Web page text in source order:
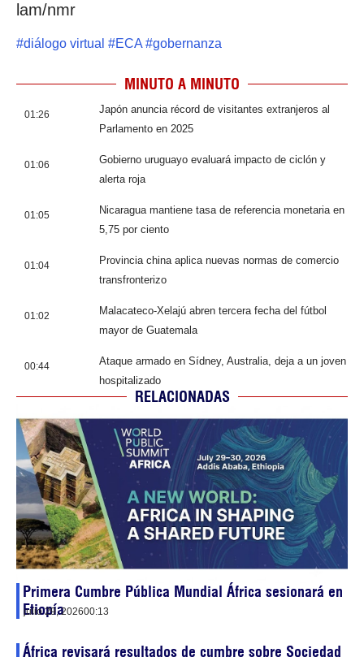
lam/nmr
#diálogo virtual #ECA #gobernanza
MINUTO A MINUTO
01:26
Japón anuncia récord de visitantes extranjeros al
Parlamento en 2025
01:06
Gobierno uruguayo evaluará impacto de ciclón y
alerta roja
01:05
Nicaragua mantiene tasa de referencia monetaria en
5,75 por ciento
01:04
Provincia china aplica nuevas normas de comercio
transfronterizo
01:02
Malacateco-Xelajú abren tercera fecha del fútbol
mayor de Guatemala
00:44
Ataque armado en Sídney, Australia, deja a un joven
hospitalizado
RELACIONADAS
Primera Cumbre Pública Mundial África sesionará en
Etiopía
julio 29, 202600:13
África revisará resultados de cumbre sobre Sociedad